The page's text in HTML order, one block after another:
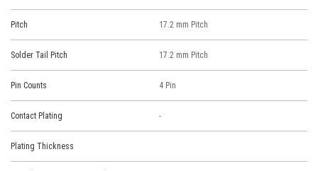
Pitch 17.2 mm Pitch
Solder Tail Pitch 17.2 mm Pitch
Pin Counts 4 Pin
Contact Plating -
Plating Thickness